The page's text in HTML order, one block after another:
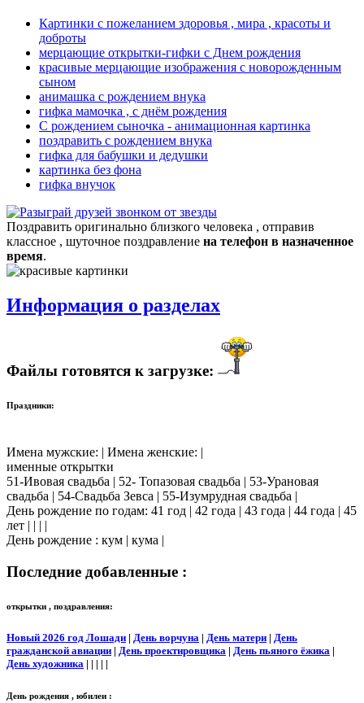
Картинки с пожеланием здоровья , мира , красоты и
доброты
мерцающие открытки-гифки с Днем рождения
красивые мерцающие изображения с новорожденным
сыном
анимашка с рождением внука
гифка мамочка , с днём рождения
С рождением сыночка - анимационная картинка
поздравить с рождением внука
гифка для бабушки и дедушки
картинка без фона
гифка внучок
Поздравить оригинально близкого человека , отправив
классное , шуточное поздравление на телефон в назначенное
время.
Информация о разделах
Файлы готовятся к загрузке:
Праздники:
Имена мужские: | Имена женские: |
именные открытки
51-Ивовая свадьба | 52- Топазовая свадьба | 53-Урановая
свадьба | 54-Свадьба Зевса | 55-Изумрудная свадьба |
День рождение по годам: 41 год | 42 года | 43 года | 44 года | 45
лет | | | |
День рождение : кум | кума |
Последние добавленные :
открытки , поздравления:
Новый 2026 год Лошади | День ворчуна | День матери | День
гражданской авиации | День проектировщика | День пьяного ёжика |
День художника | | | | |
День рождения , юбилеи :